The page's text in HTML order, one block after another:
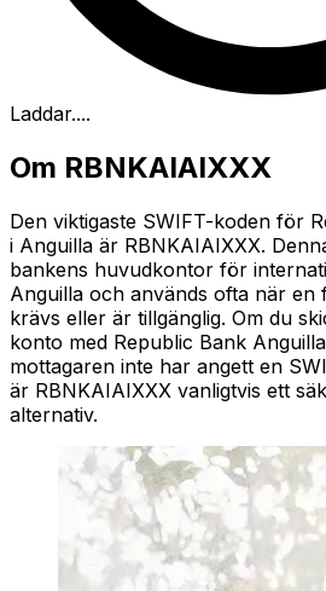
Laddar....
Om RBNKAIAIXXX
Den viktigaste SWIFT-koden för
i Anguilla är RBNKAIAIXXX.
bankens huvudkontor för
Anguilla och används ofta när en
krävs eller är tillgänglig. Om du
konto med Republic Bank
mottagaren inte har angett en
är RBNKAIAIXXX vanligtvis ett
alternativ.